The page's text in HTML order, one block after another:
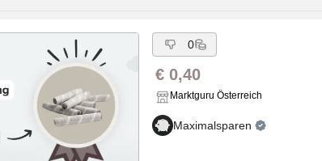
0
€ 0,40
Marktguru Österreich
Maximalsparen